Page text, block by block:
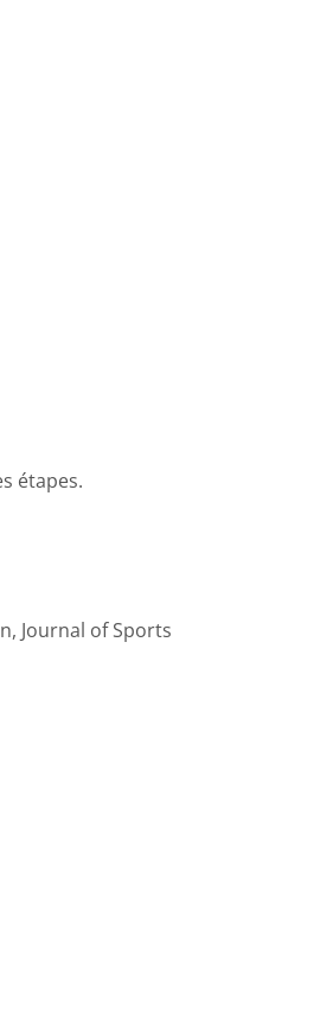
étapes.
Journal of Sports